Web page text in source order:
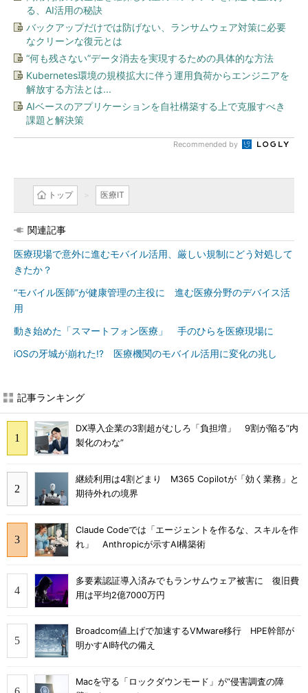
る、AI活用の秘訣
バックアップだけでは防げない、ランサムウェア対策に必要
なクリーンな復元とは
“何も残さない”データ消去を実現するための具体的な方法
Kubernetes環境の規模拡大に伴う運用負荷からエンジニアを
解放する方法とは...
AIベースのアプリケーションを自社構築する上で克服すべき
課題と解決策
Recommended by
トップ 医療IT
関連記事
医療現場で意外に進むモバイル活用、厳しい規制にどう対処して
きたか？
“モバイル医師”が健康管理の主役に 進む医療分野のデバイス活
用
動き始めた「スマートフォン医療」 手のひらを医療現場に
iOSの牙城が崩れた!? 医療機関のモバイル活用に変化の兆し
記事ランキング
DX導入企業の3割超がむしろ「負担増」 9割が陥る“内
製化のわな”
継続利用は4割どまり M365 Copilotが「効く業務」と
期待外れの境界
Claude Codeでは「エージェントを作るな、スキルを作
れ」 Anthropicが示すAI構築術
多要素認証導入済みでもランサムウェア被害に 復旧費
用は平均2億7000万円
Broadcom値上げで加速するVMware移行 HPE幹部が
明かすAI時代の備え
Macを守る「ロックダウンモード」が“侵害調査の障